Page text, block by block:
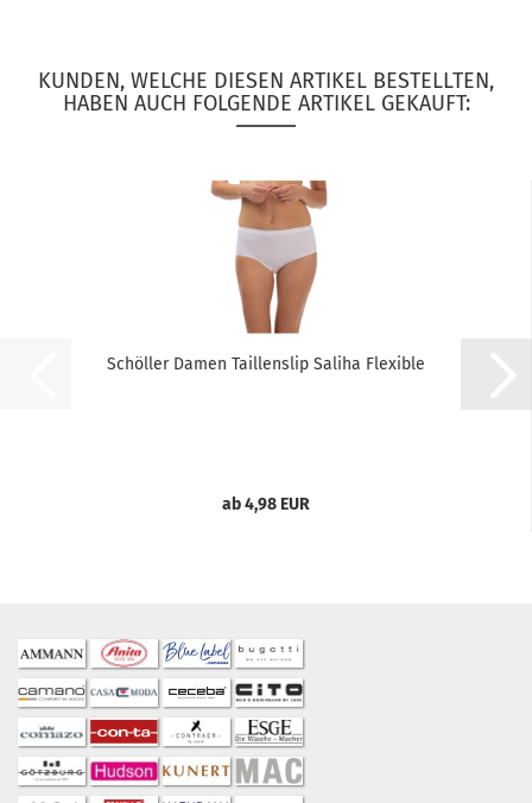
KUNDEN, WELCHE DIESEN ARTIKEL BESTELLTEN,
HABEN AUCH FOLGENDE ARTIKEL GEKAUFT:
Schöller Damen Taillenslip Saliha Flexible
ab 4,98 EUR